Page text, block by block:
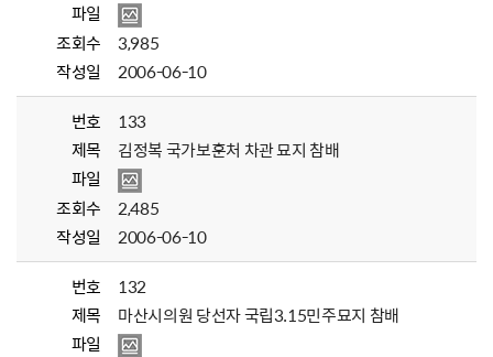
파일
조회수
3,985
작성일
2006-06-10
번호
133
제목
김정복 국가보훈처 차관 묘지 참배
파일
조회수
2,485
작성일
2006-06-10
번호
132
제목
마산시의원 당선자 국립3.15민주묘지 참배
파일